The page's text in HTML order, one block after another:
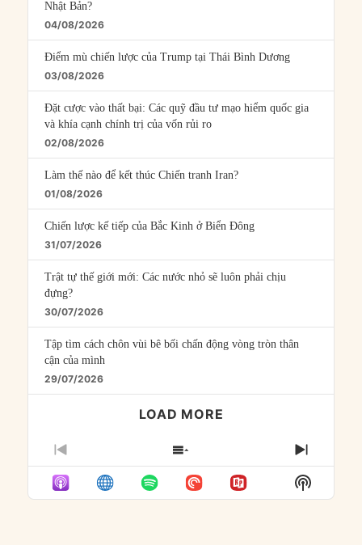
Nhật Bản?
04/08/2026
Điểm mù chiến lược của Trump tại Thái Bình Dương
03/08/2026
Đặt cược vào thất bại: Các quỹ đầu tư mạo hiểm quốc gia
và khía cạnh chính trị của vốn rủi ro
02/08/2026
Làm thế nào để kết thúc Chiến tranh Iran?
01/08/2026
Chiến lược kế tiếp của Bắc Kinh ở Biển Đông
31/07/2026
Trật tự thế giới mới: Các nước nhỏ sẽ luôn phải chịu
đựng?
30/07/2026
Tập tìm cách chôn vùi bê bối chấn động vòng tròn thân
cận của mình
29/07/2026
LOAD MORE
PREVIOUS
EPISODE
SHOW
EPISODES
LIST
NEXT
Show
Podcast